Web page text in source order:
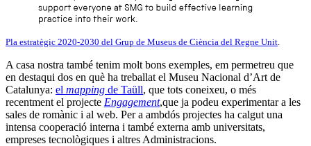
Pla estratègic 2020-2030 del Grup de Museus de Ciència del Regne Unit
A casa nostra també tenim molt bons exemples, em permetreu que
en destaqui dos en què ha treballat el Museu Nacional d’Art de
Catalunya: el mapping de Taüll, que tots coneixeu, o més
recentment el projecte Engagement,que ja podeu experimentar a les
sales de romànic i al web. Per a ambdós projectes ha calgut una
intensa cooperació interna i també externa amb universitats,
empreses tecnològiques i altres Administracions.